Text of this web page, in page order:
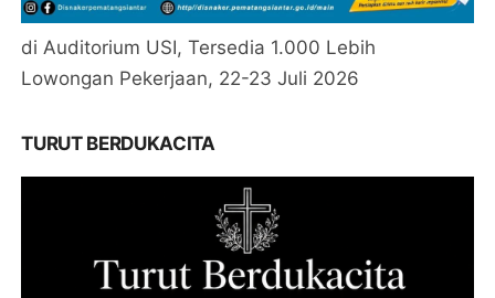
di Auditorium USI, Tersedia 1.000 Lebih
Lowongan Pekerjaan, 22-23 Juli 2026
TURUT BERDUKACITA